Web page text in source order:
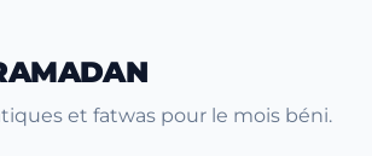
et fatwas pour le mois béni.